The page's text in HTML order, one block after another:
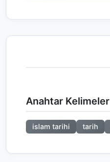
Anahtar Kelimeler
islam tarihi tarih